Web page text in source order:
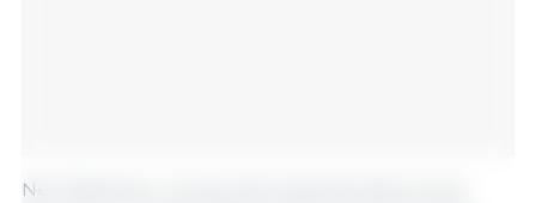
Nel frattempo, i prezzi internazionali della carne